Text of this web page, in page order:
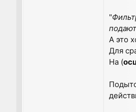
"
А это
Для
На (